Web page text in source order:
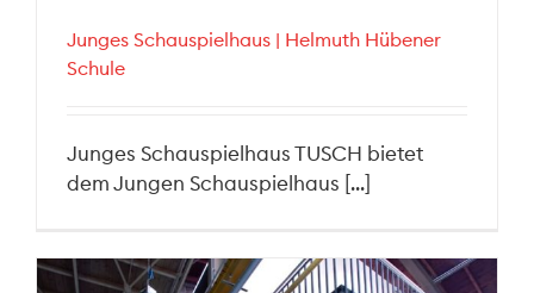
Junges Schauspielhaus | Helmuth Hübener
Schule
Junges Schauspielhaus TUSCH bietet
dem Jungen Schauspielhaus [...]